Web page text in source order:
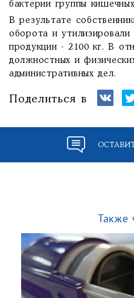
бактерии группы
В результате
оборота и
продукции - 2100 кг. В
должностных и
административных дел.
Поделиться в
Также